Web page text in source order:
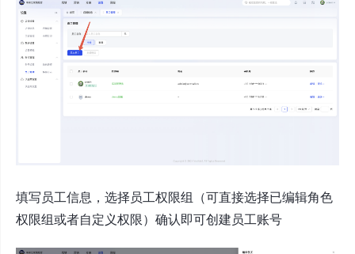
填写员工信息，选择员工权限组（可直接选择已编辑角色
权限组或者自定义权限）确认即可创建员工账号